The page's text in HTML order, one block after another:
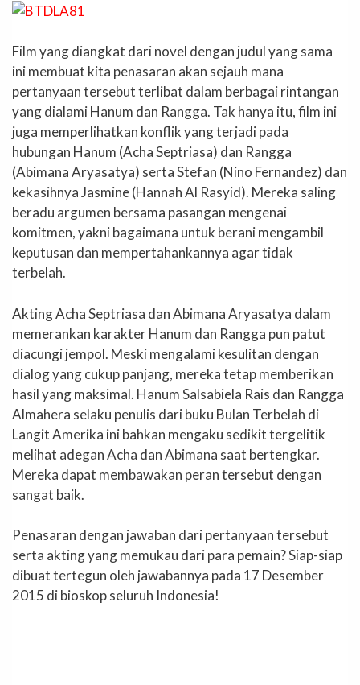
Film yang diangkat dari novel dengan judul yang sama
ini membuat kita penasaran akan sejauh mana
pertanyaan tersebut terlibat dalam berbagai rintangan
yang dialami Hanum dan Rangga. Tak hanya itu, film ini
juga memperlihatkan konflik yang terjadi pada
hubungan Hanum (Acha Septriasa) dan Rangga
(Abimana Aryasatya) serta Stefan (Nino Fernandez) dan
kekasihnya Jasmine (Hannah Al Rasyid). Mereka saling
beradu argumen bersama pasangan mengenai
komitmen, yakni bagaimana untuk berani mengambil
keputusan dan mempertahankannya agar tidak
terbelah.
Akting Acha Septriasa dan Abimana Aryasatya dalam
memerankan karakter Hanum dan Rangga pun patut
diacungi jempol. Meski mengalami kesulitan dengan
dialog yang cukup panjang, mereka tetap memberikan
hasil yang maksimal. Hanum Salsabiela Rais dan Rangga
Almahera selaku penulis dari buku Bulan Terbelah di
Langit Amerika ini bahkan mengaku sedikit tergelitik
melihat adegan Acha dan Abimana saat bertengkar.
Mereka dapat membawakan peran tersebut dengan
sangat baik.
Penasaran dengan jawaban dari pertanyaan tersebut
serta akting yang memukau dari para pemain? Siap-siap
dibuat tertegun oleh jawabannya pada 17 Desember
2015 di bioskop seluruh Indonesia!